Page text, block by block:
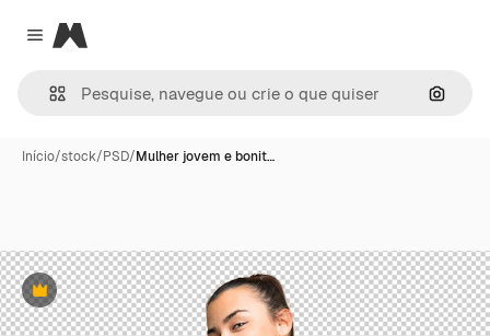
Close menu
Magnific
Início/stock/PSD/Mulher jovem e bonit…
Premium